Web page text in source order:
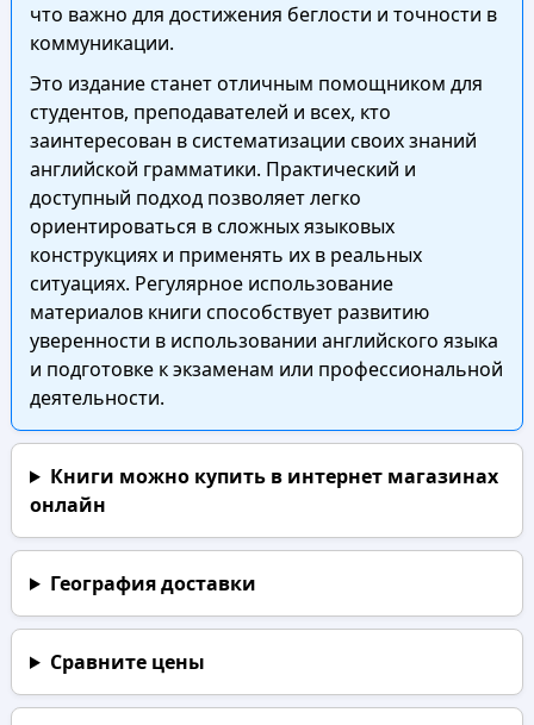
что важно для достижения беглости и точности в
коммуникации.
Это издание станет отличным помощником для
студентов, преподавателей и всех, кто
заинтересован в систематизации своих знаний
английской грамматики. Практический и
доступный подход позволяет легко
ориентироваться в сложных языковых
конструкциях и применять их в реальных
ситуациях. Регулярное использование
материалов книги способствует развитию
уверенности в использовании английского языка
и подготовке к экзаменам или профессиональной
деятельности.
Книги можно купить в интернет магазинах
онлайн
География доставки
Сравните цены